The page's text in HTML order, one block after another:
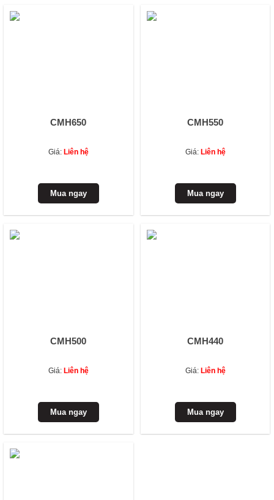
CMH650
Giá: Liên hệ
CMH550
Giá: Liên hệ
CMH500
Giá: Liên hệ
CMH440
Giá: Liên hệ